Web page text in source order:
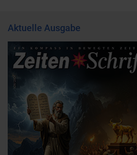
Aktuelle Ausgabe